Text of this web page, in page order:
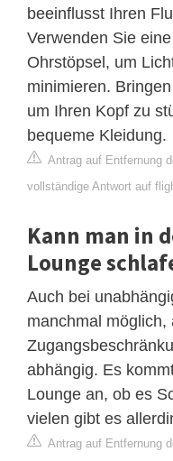
beeinflusst Ihren
Verwenden Sie
Ohrstöpsel, um
minimieren.
um Ihren Kopf zu
bequeme Kleidung.
Antrag auf Entfernung
vollständige Antwort auf
Kann man in
Lounge
Auch bei
manchmal möglich,
abhängig. Es
Lounge an, ob es
vielen gibt es
Antrag auf Entfernung